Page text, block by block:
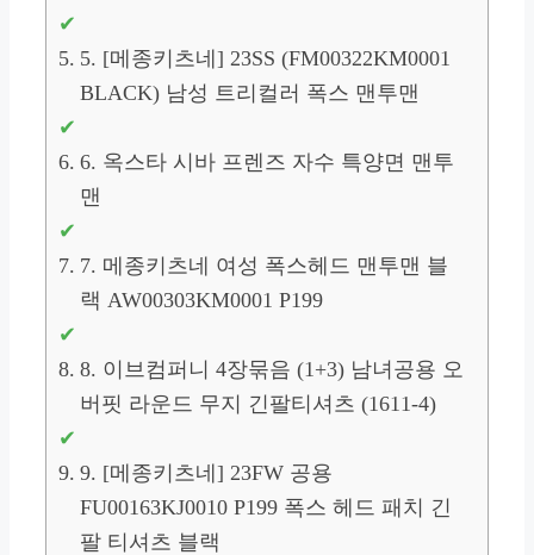
5. [메종키츠네] 23SS (FM00322KM0001
BLACK) 남성 트리컬러 폭스 맨투맨
6. 옥스타 시바 프렌즈 자수 특양면 맨투
맨
7. 메종키츠네 여성 폭스헤드 맨투맨 블
랙 AW00303KM0001 P199
8. 이브컴퍼니 4장묶음 (1+3) 남녀공용 오
버핏 라운드 무지 긴팔티셔츠 (1611-4)
9. [메종키츠네] 23FW 공용
FU00163KJ0010 P199 폭스 헤드 패치 긴
팔 티셔츠 블랙